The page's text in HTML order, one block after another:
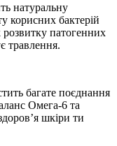
натуральну
корисних бактерій
патогенних
травлення.
багате поєднання
Омега-6 та
шкіри ти